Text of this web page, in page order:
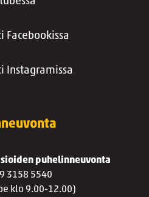
Instagramissa
puhelinneuvonta
3158 5540
klo 9.00-12.00)